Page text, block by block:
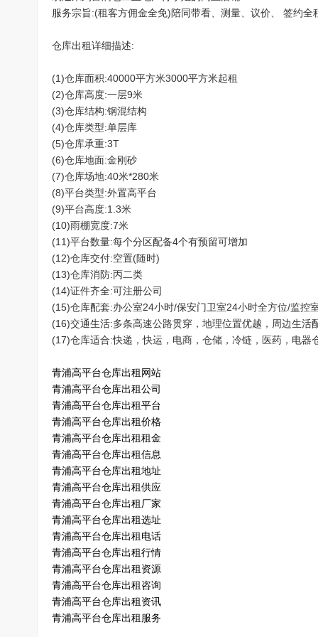
服务宗旨:(租客方佣金全免)陪同带看、测量、议价、 签约全
仓库出租详细描述:
(1)仓库面积:40000平方米3000平方米起租
(2)仓库高度:一层9米
(3)仓库结构:钢混结构
(4)仓库类型:单层库
(5)仓库承重:3T
(6)仓库地面:金刚砂
(7)仓库场地:40米*280米
(8)平台类型:外置高平台
(9)平台高度:1.3米
(10)雨棚宽度:7米
(11)平台数量:每个分区配备4个有预留可增加
(12)仓库交付:空置(随时)
(13)仓库消防:丙二类
(14)证件齐全:可注册公司
(15)仓库配套:办公室24小时/保安门卫室24小时全方位/监控室
(16)交通生活:多条高速公路贯穿，地理位置优越，周边生活
(17)仓库适合:快递，快运，电商，仓储，冷链，医药，电器
青浦高平台仓库出租网站
青浦高平台仓库出租公司
青浦高平台仓库出租平台
青浦高平台仓库出租价格
青浦高平台仓库出租租金
青浦高平台仓库出租信息
青浦高平台仓库出租地址
青浦高平台仓库出租供应
青浦高平台仓库出租厂家
青浦高平台仓库出租选址
青浦高平台仓库出租电话
青浦高平台仓库出租行情
青浦高平台仓库出租资源
青浦高平台仓库出租咨询
青浦高平台仓库出租资讯
青浦高平台仓库出租服务